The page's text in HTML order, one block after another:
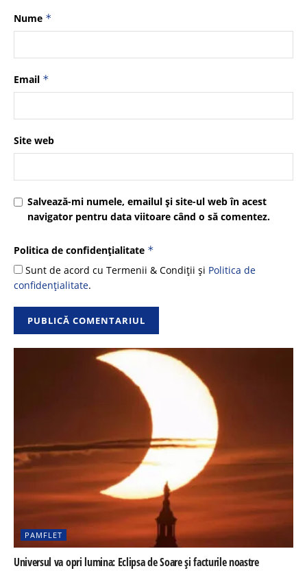
Nume *
Email *
Site web
Salvează-mi numele, emailul și site-ul web în acest
navigator pentru data viitoare când o să comentez.
Politica de confidențialitate *
Sunt de acord cu Termenii & Condiții și Politica de
confidențialitate.
PAMFLET
Universul va opri lumina: Eclipsa de Soare și facturile noastre